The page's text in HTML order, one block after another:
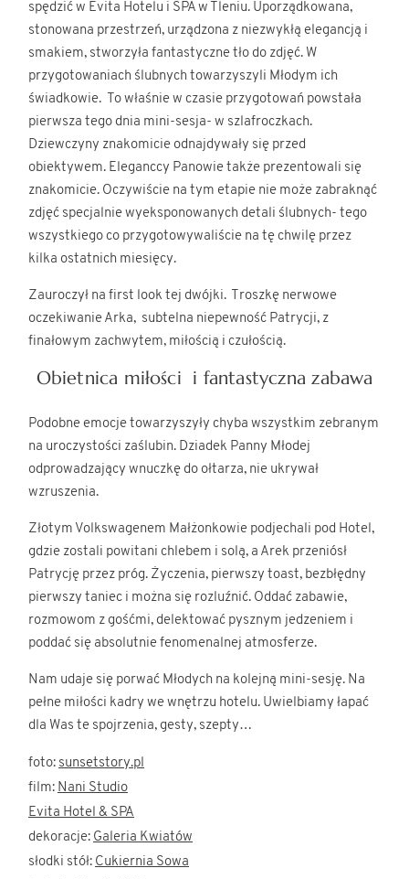
spędzić w Evita Hotelu i SPA w Tleniu. Uporządkowana,
stonowana przestrzeń, urządzona z niezwykłą elegancją i
smakiem, stworzyła fantastyczne tło do zdjęć. W
przygotowaniach ślubnych towarzyszyli Młodym ich
świadkowie. To właśnie w czasie przygotowań powstała
pierwsza tego dnia mini-sesja- w szlafroczkach.
Dziewczyny znakomicie odnajdywały się przed
obiektywem. Eleganccy Panowie także prezentowali się
znakomicie. Oczywiście na tym etapie nie może zabraknąć
zdjęć specjalnie wyeksponowanych detali ślubnych- tego
wszystkiego co przygotowywaliście na tę chwilę przez
kilka ostatnich miesięcy.
Zauroczył na first look tej dwójki. Troszkę nerwowe
oczekiwanie Arka, subtelna niepewność Patrycji, z
finałowym zachwytem, miłością i czułością.
Obietnica miłości i fantastyczna zabawa
Podobne emocje towarzyszyły chyba wszystkim zebranym
na uroczystości zaślubin. Dziadek Panny Młodej
odprowadzający wnuczkę do ołtarza, nie ukrywał
wzruszenia.
Złotym Volkswagenem Małżonkowie podjechali pod Hotel,
gdzie zostali powitani chlebem i solą, a Arek przeniósł
Patrycję przez próg. Życzenia, pierwszy toast, bezbłędny
pierwszy taniec i można się rozluźnić. Oddać zabawie,
rozmowom z gośćmi, delektować pysznym jedzeniem i
poddać się absolutnie fenomenalnej atmosferze.
Nam udaje się porwać Młodych na kolejną mini-sesję. Na
pełne miłości kadry we wnętrzu hotelu. Uwielbiamy łapać
dla Was te spojrzenia, gesty, szepty…
foto: sunsetstory.pl
film: Nani Studio
Evita Hotel & SPA
dekoracje: Galeria Kwiatów
słodki stół: Cukiernia Sowa